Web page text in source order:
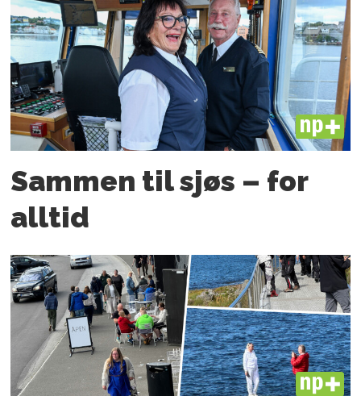
PLUS
Sammen til sjøs – for
alltid
PLUS